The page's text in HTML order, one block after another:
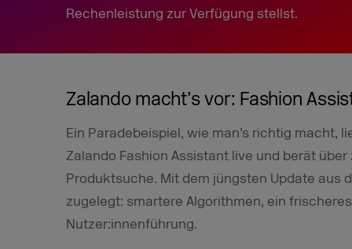
Rechenleistung zur Verfügung stellst.
Zalando macht’s vor: Fashion
Ein Paradebeispiel, wie man’s richtig macht,
Zalando Fashion Assistant live und berät
Produktsuche. Mit dem jüngsten Update aus
zugelegt: smartere Algorithmen, ein
Nutzer:innenführung.